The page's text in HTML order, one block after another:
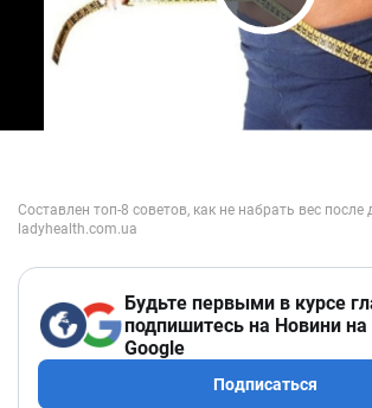
Play
Будьте первыми в курсе
подпишитесь на Новини на
Google
Подписаться